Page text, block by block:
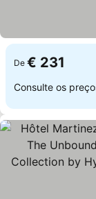
De € 231
Consulte os